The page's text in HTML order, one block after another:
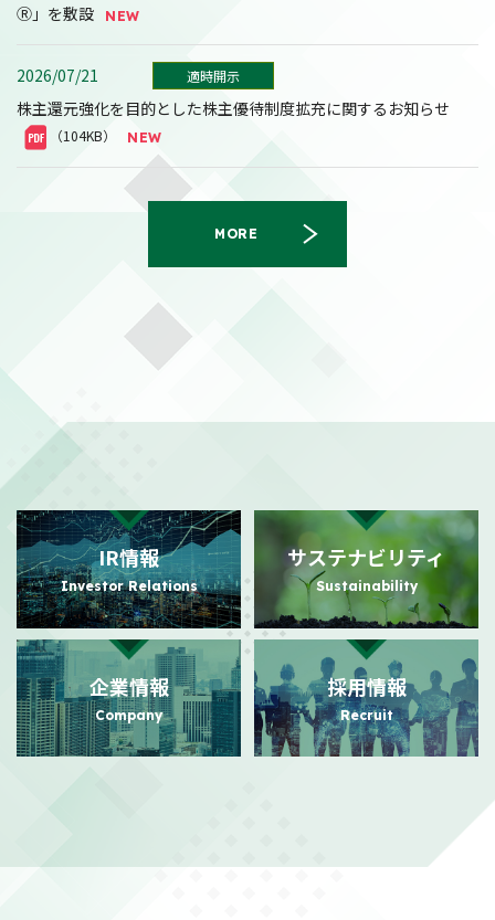
Ⓡ」を敷設
2026/07/21 適時開示
株主還元強化を目的とした株主優待制度拡充に関するお知らせ
（104KB）
MORE
自己株式の取得状況に関するお知らせ
2026/07/31
事業基盤拡充に関するお知らせ
（140KB）
2026/07/24 PR
日本におけるビジュアルコミュニケーション事業本格展開に関す
るお知らせ
（156KB）
2026/07/21 適時開示
株主還元強化を目的とした株主優待制度拡充に関するお知らせ
（104KB）
（111KB）
IR情報
Investor Relations
サステナビリティ
Sustainability
企業情報
Company
採用情報
Recruit